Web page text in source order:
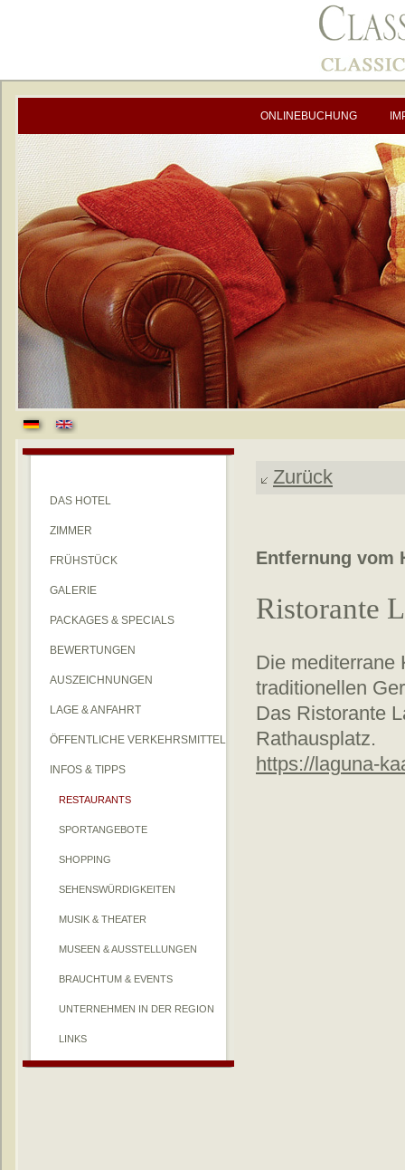
ONLINEBUCHUNG
DAS HOTEL
ZIMMER
FRÜHSTÜCK
GALERIE
PACKAGES & SPECIALS
BEWERTUNGEN
AUSZEICHNUNGEN
LAGE & ANFAHRT
ÖFFENTLICHE VERKEHRSMITTEL
INFOS & TIPPS
RESTAURANTS
SPORTANGEBOTE
SHOPPING
SEHENSWÜRDIGKEITEN
MUSIK & THEATER
MUSEEN & AUSSTELLUNGEN
BRAUCHTUM & EVENTS
UNTERNEHMEN IN DER REGION
LINKS
Zurück
Entfernung vom
Ristorante
Die mediterrane
traditionellen
Das Ristorante
Rathausplatz.
https://laguna-